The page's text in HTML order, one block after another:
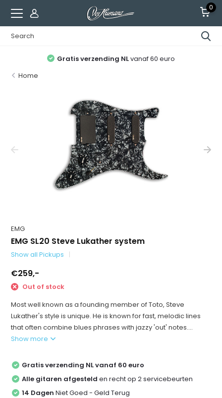
0
Gratis verzending NLvanaf 60 euro
Home
EMG
EMG SL20 Steve Lukather system
Show all Pickups
€259,-
Out of stock
Most well known as a founding member of Toto, Steve
Lukather's style is unique. He is known for fast, melodic lines
that often combine blues phrases with jazzy 'out' notes....
Show more
Gratis verzending NL vanaf 60 euro
Alle gitaren afgesteld en recht op 2 servicebeurten
14 Dagen Niet Goed - Geld Terug